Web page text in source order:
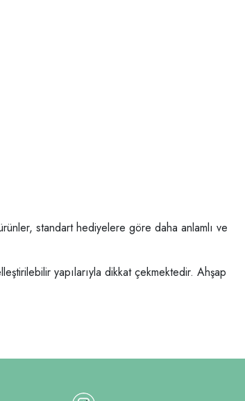
standart hediyelere göre daha anlamlı ve
yapılarıyla dikkat çekmektedir. Ahşap